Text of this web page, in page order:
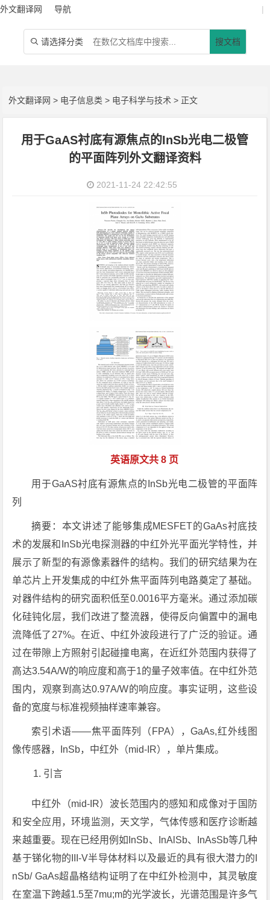
外文翻译网 导航 |
 请选择分类 搜文档
外文翻译网 > 电子信息类 > 电子科学与技术 > 正文
用于GaAS衬底有源焦点的InSb光电二极管
的平面阵列外文翻译资料
2021-11-24 22:42:55
英语原文共 8 页
用于GaAS衬底有源焦点的InSb光电二极管的平面阵
列
摘要：本文讲述了能够集成MESFET的GaAs衬底技
术的发展和InSb光电探测器的中红外光平面光学特性，并
展示了新型的有源像素器件的结构。我们的研究结果为在
单芯片上开发集成的中红外焦平面阵列电路奠定了基础。
对器件结构的研究面积低至0.0016平方毫米。通过添加碳
化硅钝化层，我们改进了整流器，使得反向偏置中的漏电
流降低了27%。在近、中红外波段进行了广泛的验证。通
过在带隙上方照射引起碰撞电离，在近红外范围内获得了
高达3.54A/W的响应度和高于1的量子效率值。在中红外范
围内，观察到高达0.97A/W的响应度。事实证明，这些设
备的宽度与标准视频抽样速率兼容。
索引术语——焦平面阵列（FPA），GaAs,红外线图
像传感器，InSb，中红外（mid-IR），单片集成。
引言
中红外（mid-IR）波长范围内的感知和成像对于国防
和安全应用，环境监测，天文学，气体传感和医疗诊断越
来越重要。现在已经用例如InSb、InAlSb、InAsSb等几种
基于锑化物的III-V半导体材料以及最近的具有很大潜力的I
nSb/ GaAs超晶格结构证明了在中红外检测中，其灵敏度
在室温下跨越1.5至7mu;m的光学波长，光谱范围是许多气